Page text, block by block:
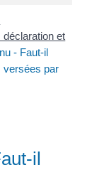
déclaration et
- Faut-il
versées par
il